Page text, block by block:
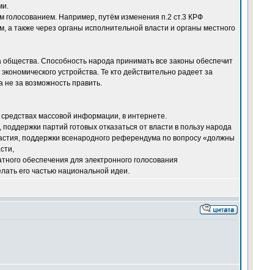
голосованием. Например, путём изменения п.2 ст.3 КРФ
также через органы исполнительной власти и органы местного
Способность народа принимать все законы обеспечит
устройства. Те кто действительно радеет за
за возможность править.
массовой информации, в интернете.
партий готовых отказаться от власти в пользу народа
поддержки всенародного референдума по вопросу «должны
обеспечения для электронного голосования
его частью национальной идеи.